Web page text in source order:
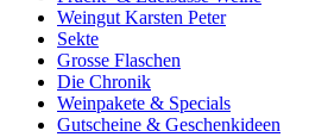
Weingut Karsten Peter
Sekte
Grosse Flaschen
Die Chronik
Weinpakete & Specials
Gutscheine & Geschenkideen